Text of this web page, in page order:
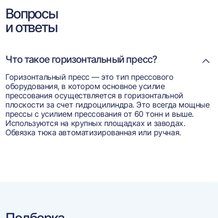
Вопросы
и ответы
Что такое горизонтальный пресс?
Горизонтальный пресс — это тип прессового
оборудования, в котором основное усилие
прессования осуществляется в горизонтальной
плоскости за счет гидроцилиндра. Это всегда мощные
прессы с усилием прессования от 60 тонн и выше.
Используются на крупных площадках и заводах.
Обвязка тюка автоматизированная или ручная.